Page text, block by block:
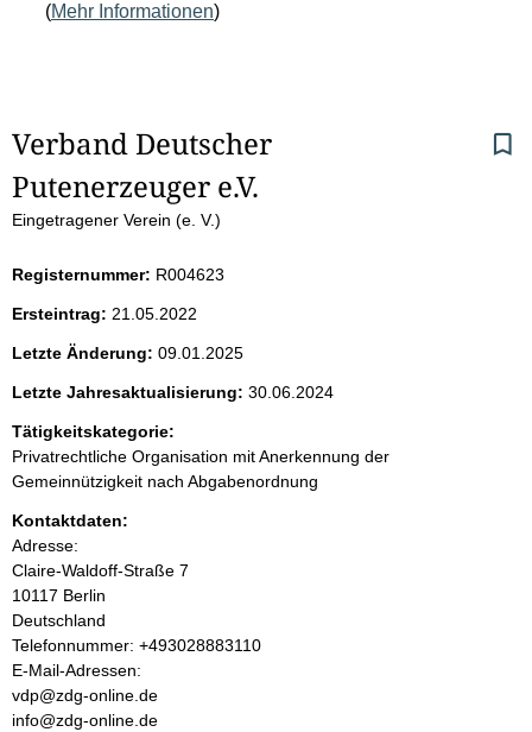
(Mehr Informationen)
S
e
t
e
n
i
n
h
a
l
t
Verband Deutscher
Putenerzeuger e.V.
Eingetragener Verein (e. V.)
Registernummer: R004623
Ersteintrag: 21.05.2022
Letzte Änderung: 09.01.2025
Letzte Jahresaktualisierung: 30.06.2024
Tätigkeitskategorie:
Privatrechtliche Organisation mit Anerkennung der
Gemeinnützigkeit nach Abgabenordnung
Kontaktdaten:
Adresse:
Claire-Waldoff-Straße 7
10117 Berlin
Deutschland
K
o
n
t
Telefonnummer: +493028883110
E-Mail-Adressen:
vdp@zdg-online.de
info@zdg-online.de